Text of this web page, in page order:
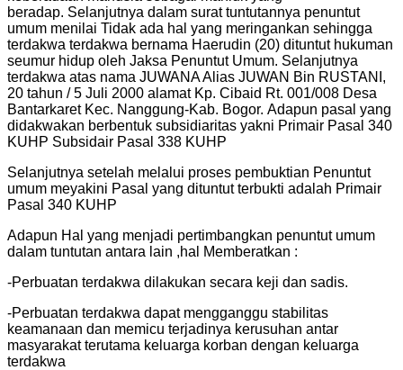
beradap. Selanjutnya dalam surat tuntutannya penuntut
umum menilai Tidak ada hal yang meringankan sehingga
terdakwa terdakwa bernama Haerudin (20) dituntut hukuman
seumur hidup oleh Jaksa Penuntut Umum. Selanjutnya
terdakwa atas nama JUWANA Alias JUWAN Bin RUSTANI,
20 tahun / 5 Juli 2000 alamat Kp. Cibaid Rt. 001/008 Desa
Bantarkaret Kec. Nanggung-Kab. Bogor. Adapun pasal yang
didakwakan berbentuk subsidiaritas yakni Primair Pasal 340
KUHP Subsidair Pasal 338 KUHP
Selanjutnya setelah melalui proses pembuktian Penuntut
umum meyakini Pasal yang dituntut terbukti adalah Primair
Pasal 340 KUHP
Adapun Hal yang menjadi pertimbangkan penuntut umum
dalam tuntutan antara lain ,hal Memberatkan :
-Perbuatan terdakwa dilakukan secara keji dan sadis.
-Perbuatan terdakwa dapat mengganggu stabilitas
keamanaan dan memicu terjadinya kerusuhan antar
masyarakat terutama keluarga korban dengan keluarga
terdakwa